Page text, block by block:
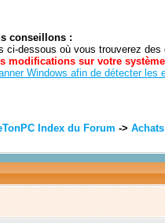
conseillons :
ci-dessous où vous trouverez
modifications sur votre
Windows afin de détecter les
Index du Forum ->